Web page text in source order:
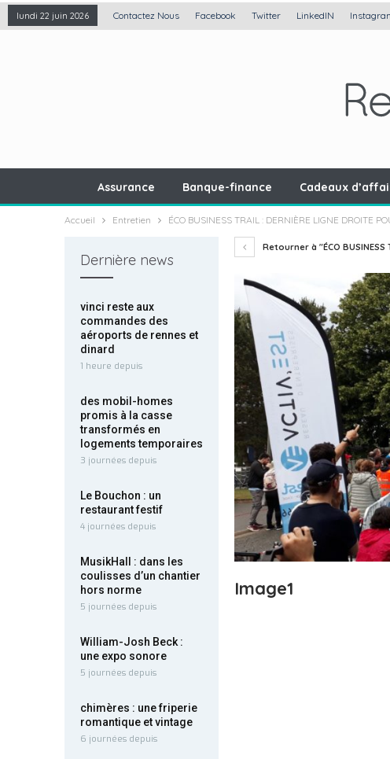
lundi 22 juin 2026 Contactez Nous Facebook Twitter LinkedIN
Assurance Banque-finance Cadeaux
Accueil Entretien ÉCO BUSINESS TRAIL : DERNIÈRE LIGNE DROITE
Retourner à "ÉCO BUSINESS
Image1
Dernière news
vinci reste aux
commandes des
aéroports de rennes et
dinard
1 heure depuis
des mobil-homes
promis à la casse
transformés en
logements temporaires
3 journées depuis
Le Bouchon : un
restaurant festif
4 journées depuis
MusikHall : dans les
coulisses d’un chantier
hors norme
5 journées depuis
William-Josh Beck :
une expo sonore
5 journées depuis
chimères : une friperie
romantique et vintage
6 journées depuis